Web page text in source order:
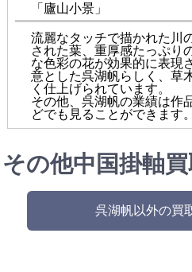
「廬山小景」
流麗なタッチで描かれた川
された葉、重厚感たっぷり
な色彩の花が効果的に表現
意とした呉湖帆らしく、草
く仕上げられています。
その他、呉湖帆の業績は作
どでも見ることができます。
その他中国掛軸
呉湖帆以外の買